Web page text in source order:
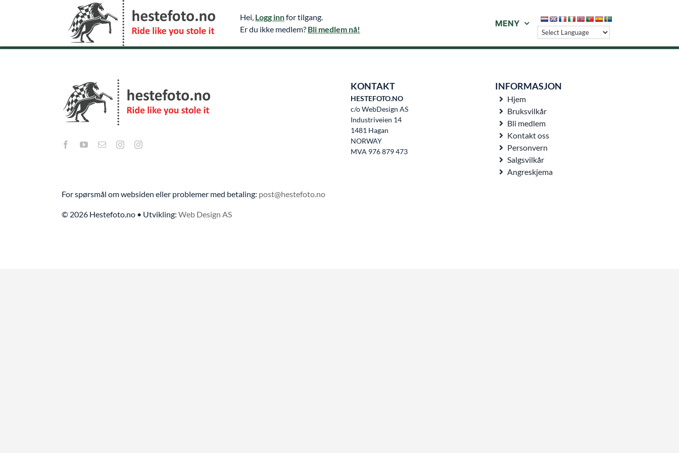
Hei, Logg innfor tilgang.
Er du ikke medlem? Bli medlem nå!
MENY
KONTAKT
HESTEFOTO.NO
c/o WebDesign AS
Industriveien 14
1481 Hagan
NORWAY
MVA 976 879 473
INFORMASJON
Hjem
Bruksvilkår
Bli medlem
Kontakt oss
Personvern
Salgsvilkår
Angreskjema
For spørsmål om websiden eller problemer med betaling: post@hestefoto.no
© 2026 Hestefoto.no • Utvikling: Web Design AS